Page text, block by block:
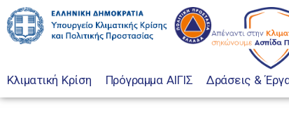
Κλιματική Κρίση Πρόγραμμα ΑΙΓΙΣ Δράσεις &